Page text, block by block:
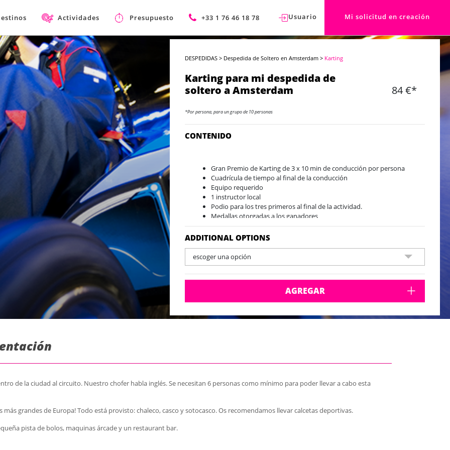
Actividades Presupuesto +33 1 76 46 18 78 Usuario Mi solicitud en creación
DESPEDIDAS > Despedida de Soltero en Amsterdam > Karting
Karting para mi despedida de
soltero a Amsterdam
84 €*
*Por persona, para un grupo de 10 personas
CONTENIDO
Gran Premio de Karting de 3 x 10 min de conducción por persona
Cuadrícula de tiempo al final de la conducción
Equipo requerido
1 instructor local
Podio para los tres primeros al final de la actividad.
Medallas otorgadas a los ganadores
Champán para el ganador
1 cerveza ofrecida al ganador
ADDITIONAL OPTIONS
escoger una opción
AGREGAR
de la ciudad al circuito. Nuestro chofer habla inglés. Se necesitan 6 personas como mínimo para poder llevar a cabo esta
grandes de Europa! Todo está provisto: chaleco, casco y sotocasco. Os recomendamos llevar calcetas deportivas.
pista de bolos, maquinas árcade y un restaurant bar.